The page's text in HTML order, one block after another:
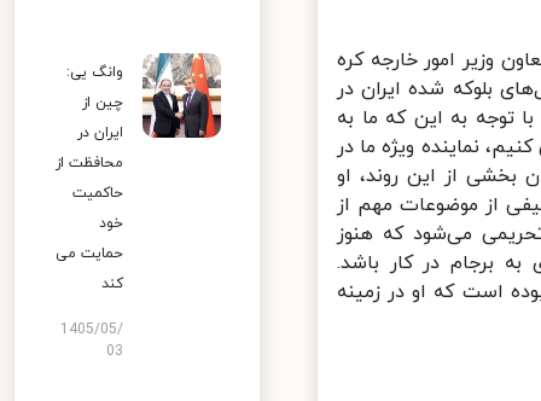
وزیر امور خارجه کره
بلوکه شده‌ ایران در
توجه به این که ما به
نماینده ویژه ما در
از این روند، او
از موضوعات مهم از
می‌شود که هنوز
برجام در کار باشد.
است که او در زمینه
وانگ یی:
چین از
ایران در
محافظت از
حاکمیت
خود
حمایت می
کند
1405/05/
03